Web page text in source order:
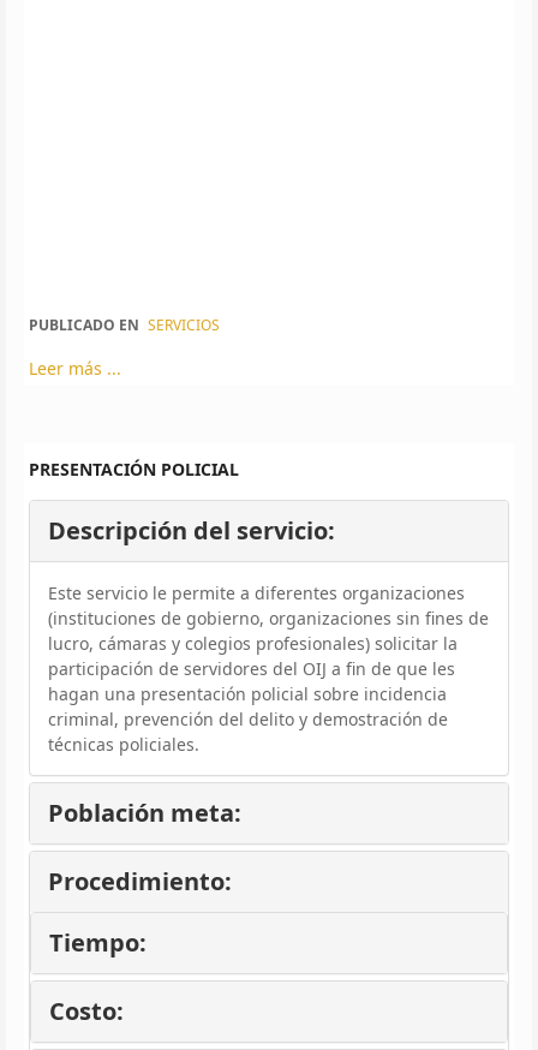
PUBLICADO EN SERVICIOS
Leer más ...
PRESENTACIÓN POLICIAL
Descripción del servicio:
Este servicio le permite a diferentes organizaciones
(instituciones de gobierno, organizaciones sin fines de
lucro, cámaras y colegios profesionales) solicitar la
participación de servidores del OIJ a fin de que les
hagan una presentación policial sobre incidencia
criminal, prevención del delito y demostración de
técnicas policiales.
Población meta:
Procedimiento:
Tiempo:
Costo: